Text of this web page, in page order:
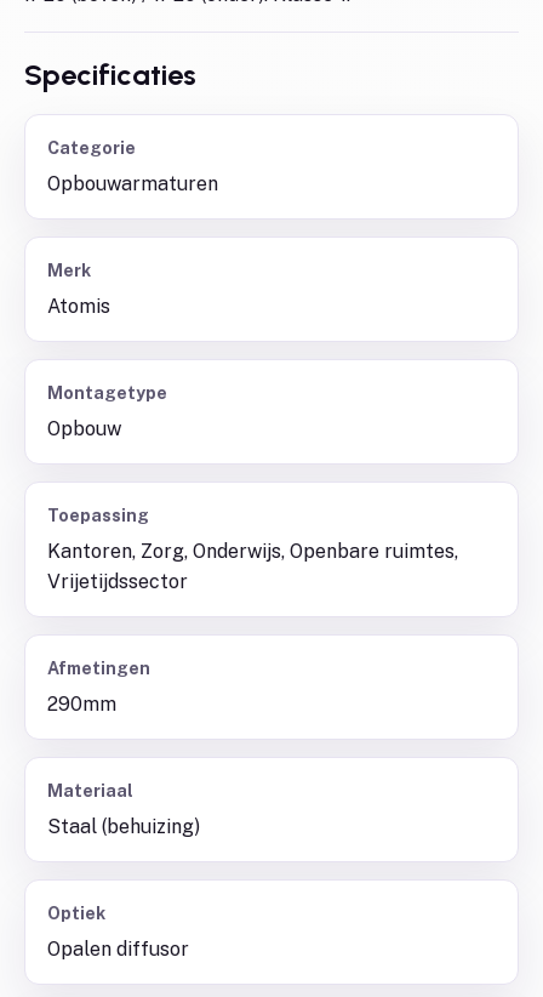
Specificaties
Categorie
Opbouwarmaturen
Merk
Atomis
Montagetype
Opbouw
Toepassing
Kantoren, Zorg, Onderwijs, Openbare ruimtes,
Vrijetijdssector
Afmetingen
290mm
Materiaal
Staal (behuizing)
Optiek
Opalen diffusor